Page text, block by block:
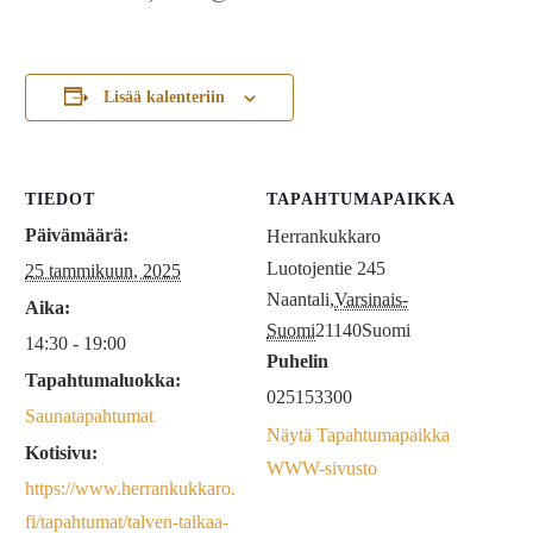
Lisää kalenteriin
TIEDOT
Päivämäärä:
25 tammikuun, 2025
Aika:
14:30 - 19:00
Tapahtumaluokka:
Saunatapahtumat
Kotisivu:
https://www.herrankukkaro.
fi/tapahtumat/talven-taikaa-
TAPAHTUMAPAIKKA
Herrankukkaro
Luotojentie 245
Naantali,Varsinais-
Suomi21140Suomi
Puhelin
025153300
Näytä Tapahtumapaikka
WWW-sivusto